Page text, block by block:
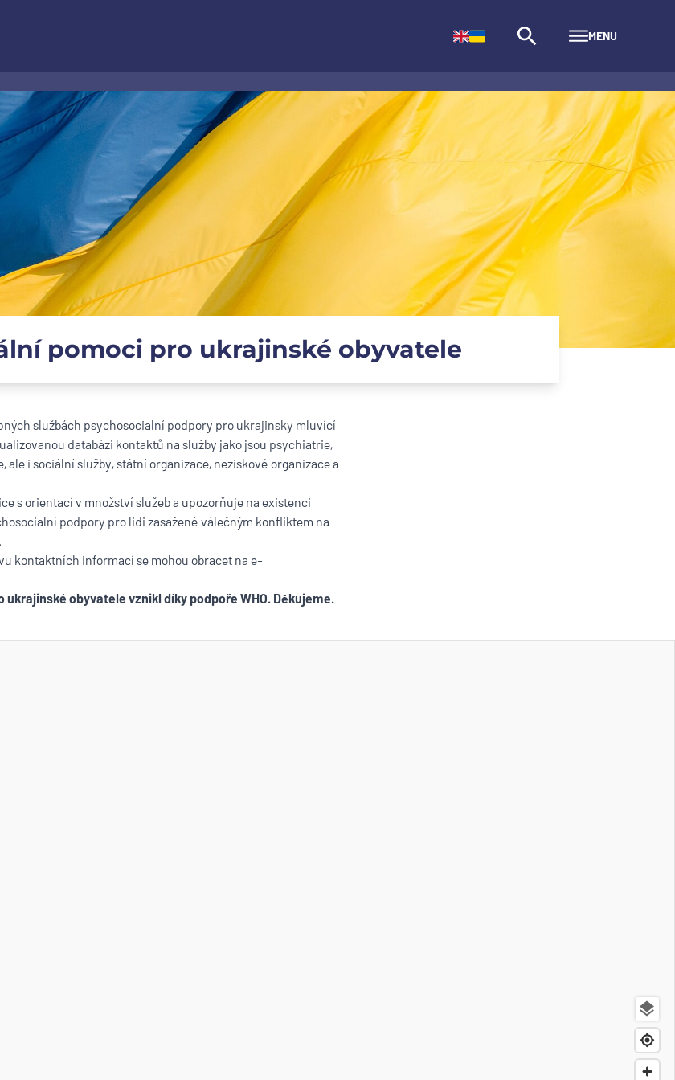
MENU
pomoci pro ukrajinské obyvatele
službách psychosocialní podpory pro ukrajinsky mluvící
databázi kontaktů na služby jako jsou psychiatrie,
i sociální služby, státní organizace, neziskové organizace a
s orientací v množství služeb a upozorňuje na existenci
podpory pro lidi zasažené válečným konfliktem na
kontaktních informací se mohou obracet na e-
obyvatele vznikl díky podpoře WHO. Děkujeme.